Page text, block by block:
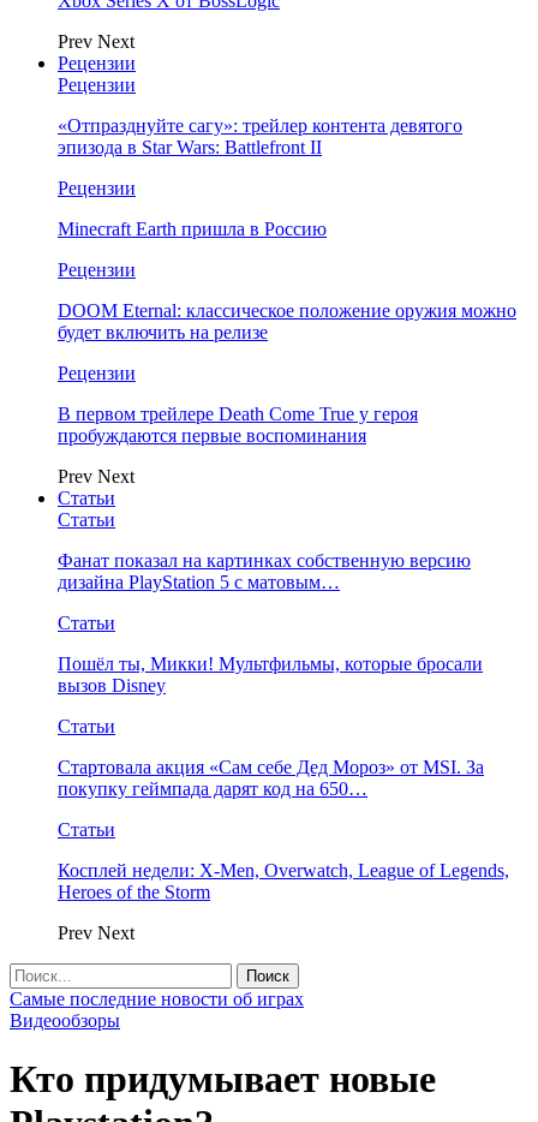
Prev Next
Рецензии
Рецензии
«Отпразднуйте сагу»: трейлер контента девятого
эпизода в Star Wars: Battlefront II
Рецензии
Minecraft Earth пришла в Россию
Рецензии
DOOM Eternal: классическое положение оружия можно
будет включить на релизе
Рецензии
В первом трейлере Death Come True у героя
пробуждаются первые воспоминания
Prev Next
Статьи
Статьи
Фанат показал на картинках собственную версию
дизайна PlayStation 5 с матовым…
Статьи
Пошёл ты, Микки! Мультфильмы, которые бросали
вызов Disney
Статьи
Стартовала акция «Сам себе Дед Мороз» от MSI. За
покупку геймпада дарят код на 650…
Статьи
Косплей недели: X-Men, Overwatch, League of Legends,
Heroes of the Storm
Prev Next
Самые последние новости об играх
Видеообзоры
Кто придумывает новые